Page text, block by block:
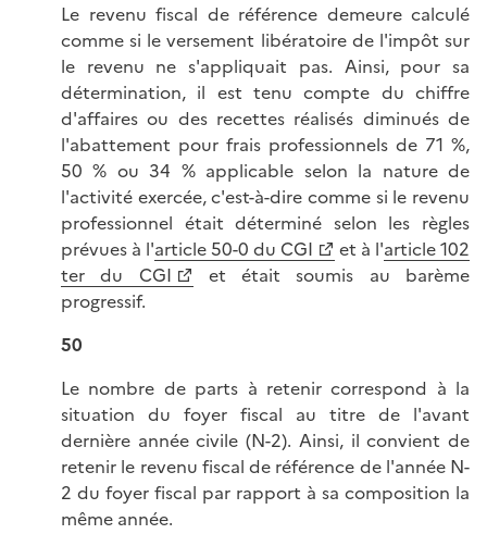
Le revenu fiscal de référence demeure calculé
comme si le versement libératoire de l'impôt sur
le revenu ne s'appliquait pas. Ainsi, pour sa
détermination, il est tenu compte du chiffre
d'affaires ou des recettes réalisés diminués de
l'abattement pour frais professionnels de 71 %,
50 % ou 34 % applicable selon la nature de
l'activité exercée, c'est-à-dire comme si le revenu
professionnel était déterminé selon les règles
prévues à l'article 50-0 du CGI et à l'article 102
ter du CGI
et était soumis au barème
progressif.
50
Le nombre de parts à retenir correspond à la
situation du foyer fiscal au titre de l'avant
dernière année civile (N-2). Ainsi, il convient de
retenir le revenu fiscal de référence de l'année N-
2 du foyer fiscal par rapport à sa composition la
même année.